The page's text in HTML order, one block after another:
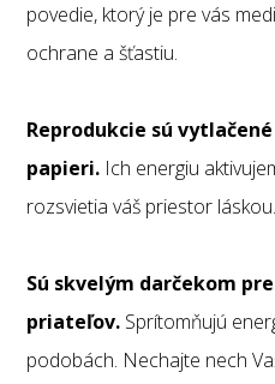
povedie, ktorý je pre vás
ochrane a šťastiu.
Reprodukcie sú
papieri. Ich energiu
rozsvietia váš priestor láskou.
Sú skvelým darčekom
priateľov. Sprítomňujú
podobách. Nechajte nech